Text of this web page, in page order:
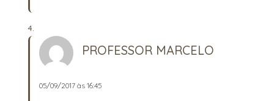
PROFESSOR MARCELO
05/09/2017 às 16:45